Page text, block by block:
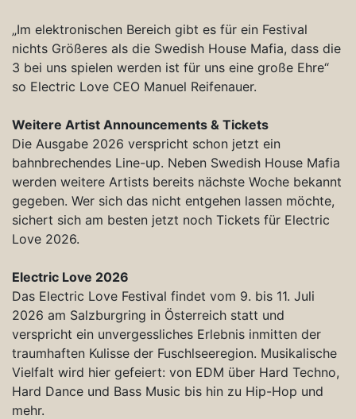
„Im elektronischen Bereich gibt es für ein Festival
nichts Größeres als die Swedish House Mafia, dass die
3 bei uns spielen werden ist für uns eine große Ehre“
so Electric Love CEO Manuel Reifenauer.
Weitere Artist Announcements & Tickets
Die Ausgabe 2026 verspricht schon jetzt ein
bahnbrechendes Line-up. Neben Swedish House Mafia
werden weitere Artists bereits nächste Woche bekannt
gegeben. Wer sich das nicht entgehen lassen möchte,
sichert sich am besten jetzt noch Tickets für Electric
Love 2026.
Electric Love 2026
Das Electric Love Festival findet vom 9. bis 11. Juli
2026 am Salzburgring in Österreich statt und
verspricht ein unvergessliches Erlebnis inmitten der
traumhaften Kulisse der Fuschlseeregion. Musikalische
Vielfalt wird hier gefeiert: von EDM über Hard Techno,
Hard Dance und Bass Music bis hin zu Hip-Hop und
mehr.